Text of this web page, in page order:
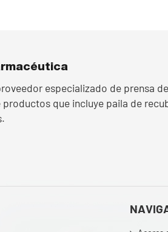
especializado de prensa
que incluye paila de